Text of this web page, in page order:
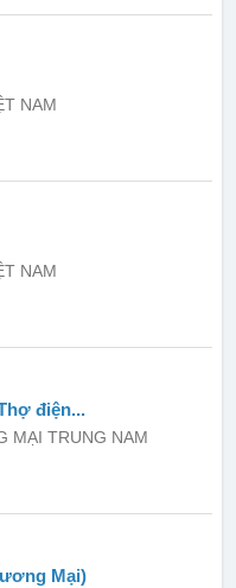
NAM
NAM
điện...
MẠI TRUNG NAM
Mại)